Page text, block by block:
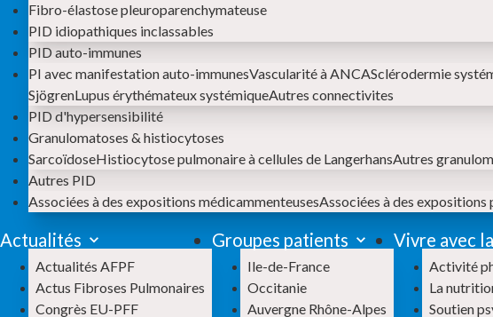
Fibro-élastose pleuroparenchymateuse
PID idiopathiques inclassables
PID auto-immunes
PI avec manifestation auto-immunesVascularité à ANCASclérodermie
SjögrenLupus érythémateux systémiqueAutres connectivites
PID d'hypersensibilité
Granulomatoses & histiocytoses
SarcoïdoseHistiocytose pulmonaire à cellules de LangerhansAutres
Autres PID
Associées à des expositions médicammenteusesAssociées à des expositions
Actualités
Actualités AFPF
Actus Fibroses Pulmonaires
Congrès EU-PFF
Groupes patients
Ile-de-France
Occitanie
Auvergne Rhône-Alpes
Vivre avec
Activité
La
Soutien